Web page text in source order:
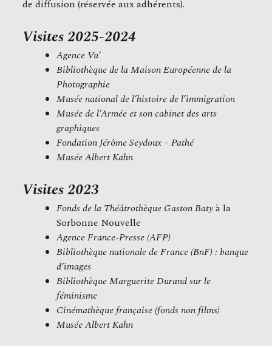
de diffusion (réservée aux adhérents).
Visites 2025-2024
Agence Vu’
Bibliothèque de la Maison Européenne de la
Photographie
Musée national de l’histoire de l’immigration
Musée de l’Arméeet son cabinet des arts
graphiques
Fondation Jérôme Seydoux – Pathé
Musée Albert Kahn
Visites 2023
Fonds de la Théâtrothèque Gaston Batyà la
Sorbonne Nouvelle
Agence France-Presse (AFP)
Bibliothèque nationale de France (BnF) : banque
d’images
Bibliothèque Marguerite Durand sur le
féminisme
Cinémathèque française (fonds non films)
Musée Albert Kahn